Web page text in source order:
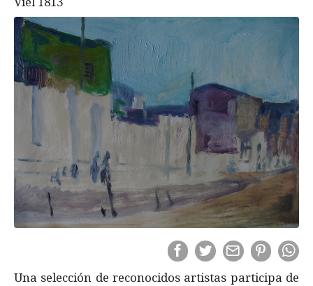
Una selección de reconocidos artistas participa de